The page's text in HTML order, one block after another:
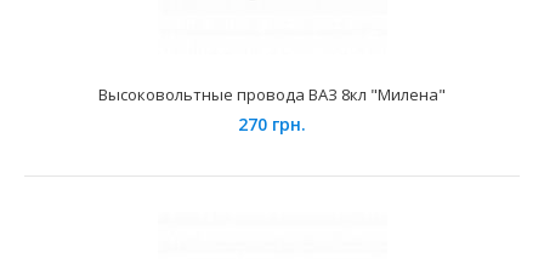
245 грн.
Высоковольтные провода ВАЗ 8кл "Милена"
270 грн.